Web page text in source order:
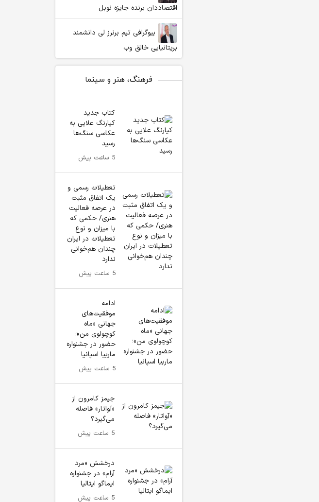
اقتصاددان برنده جایزه نوبل
بیوگرافی تیم برنرز لی دانشمند
بریتانیایی خالق وب
فرهنگ، هنر و سینما
کتاب جدید
کیارنگ علایی به
عکاسی سنگ‌ها
رسید
5 ساعت پیش
تعطیلات رسمی و
یک اتفاق مثبت
در عرصه فعالیت
هنری/ حکمی که
با میزان و نوع
تعطیلات در ایران
چندان هم‌خوانی
ندارد
5 ساعت پیش
ادامه
موفقیت‌های
جهانی «ماه
کوچولوی من»؛
حضور در جشنواره
ماربیا اسپانیا
5 ساعت پیش
جیمز کامرون از
«آواتار» فاصله
می‌گیرد؟
5 ساعت پیش
درخشش «مرد
آرام» در جشنواره
ایماگو ایتالیا
5 ساعت پیش